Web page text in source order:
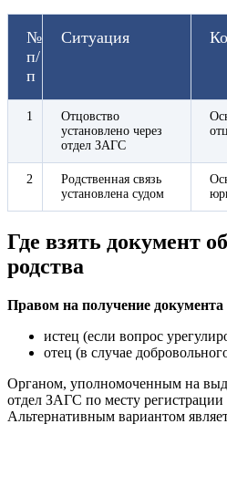
№
п/
п
Ситуация
1
Отцовство
установлено через
отдел ЗАГС
2
Родственная связь
установлена судом
Где взять документ
родства
Правом на получение документа
истец (если вопрос
отец (в случае
Органом, уполномоченным на
отдел ЗАГС по месту регистрации
Альтернативным вариантом